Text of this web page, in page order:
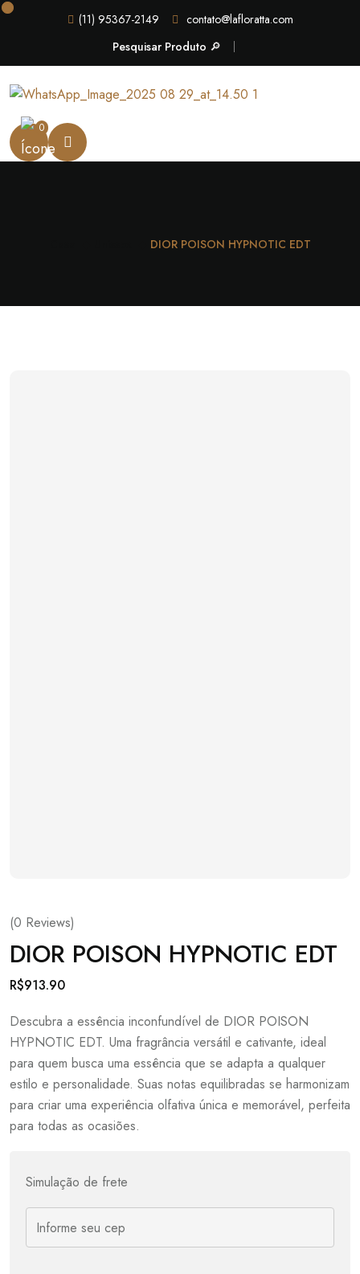
(11) 95367-2149
contato@lafloratta.com
Pesquisar Produto 🔎
0
DIOR POISON HYPNOTIC EDT
(0 Reviews)
DIOR POISON HYPNOTIC EDT
R$913.90
Descubra a essência inconfundível de DIOR POISON
HYPNOTIC EDT. Uma fragrância versátil e cativante, ideal
para quem busca uma essência que se adapta a qualquer
estilo e personalidade. Suas notas equilibradas se harmonizam
para criar uma experiência olfativa única e memorável, perfeita
para todas as ocasiões.
Simulação de frete